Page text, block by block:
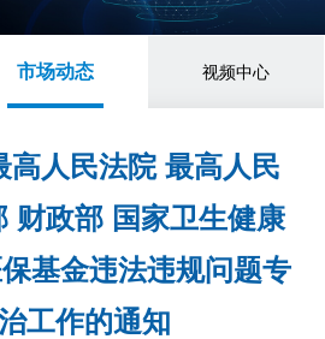
市场动态 视频中心
高人民法院 最高人民
财政部 国家卫生健康
基金违法违规问题专
工作的通知